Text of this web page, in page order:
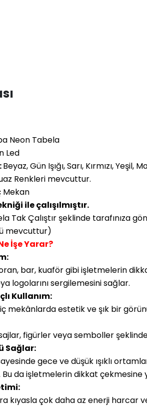
Neon Tabela
Led
Beyaz, Gün Işığı, Sarı, Kırmızı, Yeşil,
Renkleri mevcuttur.
Mekan
ile çalışılmıştır.
Tak Çalıştır şeklinde tarafınıza
mevcuttur)
İşe Yarar?
bar, kuaför gibi işletmelerin
logolarını sergilemesini sağlar.
Kullanım:
iç mekânlarda estetik ve şık bir
figürler veya semboller şeklinde
Sağlar:
gece ve düşük ışıklı
Bu da işletmelerin dikkat çekmesine
kıyasla çok daha az enerji harcar